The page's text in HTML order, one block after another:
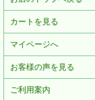
カートを見る
マイページへ
お客様の声を見る
ご利用案内